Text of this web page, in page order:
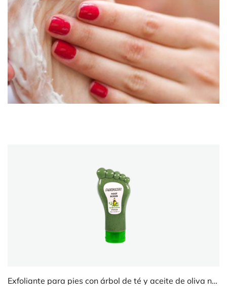
Exfoliante para pies con árbol de té y aceite de oliva nutritivo Loción para pies